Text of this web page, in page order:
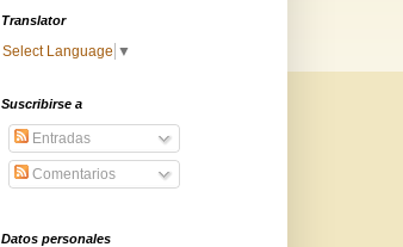
Translator
Select Language ▼
Suscribirse a
Entradas
Comentarios
Datos personales